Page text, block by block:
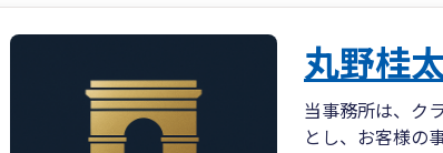
丸野桂
当事務所は、ク
とし、お客様の